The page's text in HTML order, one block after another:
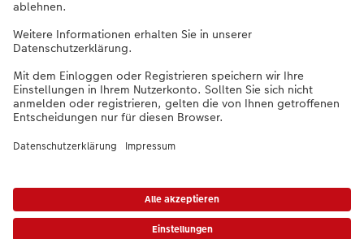
Weitere Produkte
0441 18131911Mo. bis Sa.: 8:00 – 20:00 Uhr und So.: 10:00 – 18:00 Uhr